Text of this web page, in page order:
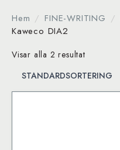
Hem FINE-WRITING
Kaweco DIA2
Visar alla 2 resultat